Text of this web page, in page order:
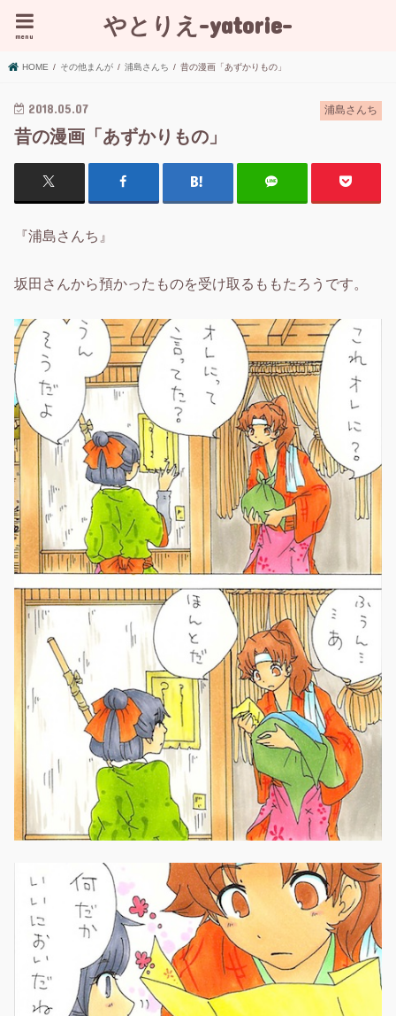
やとりえ-yatorie-
menu
HOME その他まんが 浦島さんち 昔の漫画「あずかりもの」
浦島さんち
2018.05.07
昔の漫画「あずかりもの」
『浦島さんち』
坂田さんから預かったものを受け取るももたろうです。